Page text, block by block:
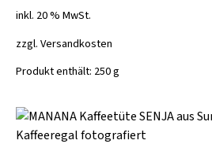
inkl. 20 % MwSt.
zzgl.Versandkosten
Produkt enthält: 250g